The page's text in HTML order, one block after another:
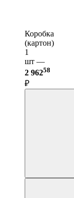
Коробка
(картон)
1
шт —
2 96258
₽